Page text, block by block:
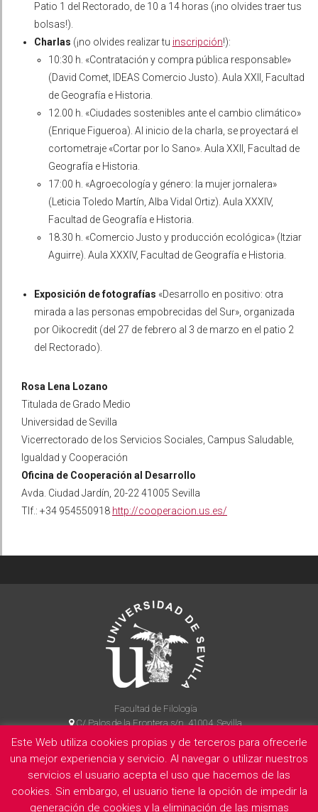
Patio 1 del Rectorado, de 10 a 14 horas (¡no olvides traer tus
bolsas!).
Charlas (¡no olvides realizar tu inscripción!):
10:30 h. «Contratación y compra pública responsable»
(David Comet, IDEAS Comercio Justo). Aula XXII, Facultad
de Geografía e Historia.
12.00 h. «Ciudades sostenibles ante el cambio climático»
(Enrique Figueroa). Al inicio de la charla, se proyectará el
cortometraje «Cortar por lo Sano». Aula XXII, Facultad de
Geografía e Historia.
17:00 h. «Agroecología y género: la mujer jornalera»
(Leticia Toledo Martín, Alba Vidal Ortiz). Aula XXXIV,
Facultad de Geografía e Historia.
18.30 h. «Comercio Justo y producción ecológica» (Itziar
Aguirre). Aula XXXIV, Facultad de Geografía e Historia.
Exposición de fotografías «Desarrollo en positivo: otra
mirada a las personas empobrecidas del Sur», organizada
por Oikocredit (del 27 de febrero al 3 de marzo en el patio 2
del Rectorado).
Rosa Lena Lozano
Titulada de Grado Medio
Universidad de Sevilla
Vicerrectorado de los Servicios Sociales, Campus Saludable,
Igualdad y Cooperación
Oficina de Cooperación al Desarrollo
Avda. Ciudad Jardín, 20-22 41005 Sevilla
Tlf.: +34 954550918 http://cooperacion.us.es/
Facultad de Filología
C/ Palos de la Frontera s/n, 41004, Sevilla
954 55 14 90
La Facultad Información legal Politica de privacidad Cookies
Este Web utiliza cookies propias y de terceros para ofrecerle
una mejor experiencia y servicio. Al navegar o utilizar nuestros
servicios el usuario acepta el uso que hacemos de las
cookies. Sin embargo, el usuario tiene la opción de impedir la
generación de cookies y la eliminación de las mismas